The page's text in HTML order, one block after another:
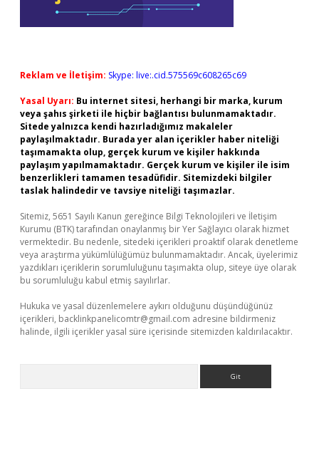
Reklam ve İletişim: Skype: live:.cid.575569c608265c69
Yasal Uyarı: Bu internet sitesi, herhangi bir marka, kurum
veya şahıs şirketi ile hiçbir bağlantısı bulunmamaktadır.
Sitede yalnızca kendi hazırladığımız makaleler
paylaşılmaktadır. Burada yer alan içerikler haber niteliği
taşımamakta olup, gerçek kurum ve kişiler hakkında
paylaşım yapılmamaktadır. Gerçek kurum ve kişiler ile isim
benzerlikleri tamamen tesadüfidir. Sitemizdeki bilgiler
taslak halindedir ve tavsiye niteliği taşımazlar.
Sitemiz, 5651 Sayılı Kanun gereğince Bilgi Teknolojileri ve İletişim
Kurumu (BTK) tarafından onaylanmış bir Yer Sağlayıcı olarak hizmet
vermektedir. Bu nedenle, sitedeki içerikleri proaktif olarak denetleme
veya araştırma yükümlülüğümüz bulunmamaktadır. Ancak, üyelerimiz
yazdıkları içeriklerin sorumluluğunu taşımakta olup, siteye üye olarak
bu sorumluluğu kabul etmiş sayılırlar.
Hukuka ve yasal düzenlemelere aykırı olduğunu düşündüğünüz
içerikleri, backlinkpanelicomtr@gmail.com adresine bildirmeniz
halinde, ilgili içerikler yasal süre içerisinde sitemizden kaldırılacaktır.